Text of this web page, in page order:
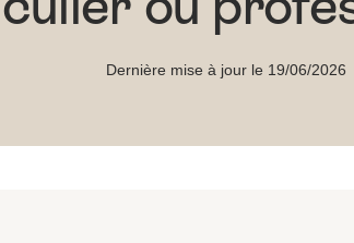
Dernière mise à jour le 19/06/2026